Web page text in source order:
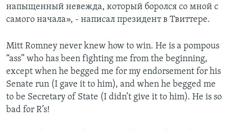
напыщенный невежда, который боролся со мной с
самого начала», - написал президент в Твиттере.
Mitt Romney never knew how to win. He is a pompous
“ass” who has been fighting me from the beginning,
except when he begged me for my endorsement for his
Senate run (I gave it to him), and when he begged me
to be Secretary of State (I didn’t give it to him). He is so
bad for R’s!